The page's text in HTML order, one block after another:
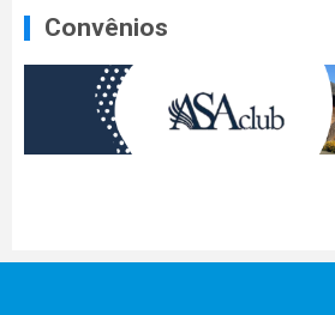
Convênios